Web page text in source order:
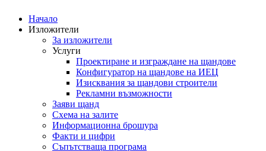
Начало
Изложители
За изложители
Услуги
Проектиране и изграждане на щандове
Конфигуратор на щандове на ИЕЦ
Изисквания за щандови строители
Рекламни възможности
Заяви щанд
Схема на залите
Информационна брошура
Факти и цифри
Съпътстваща програма